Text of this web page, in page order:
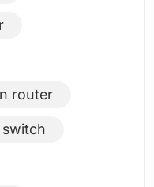
router